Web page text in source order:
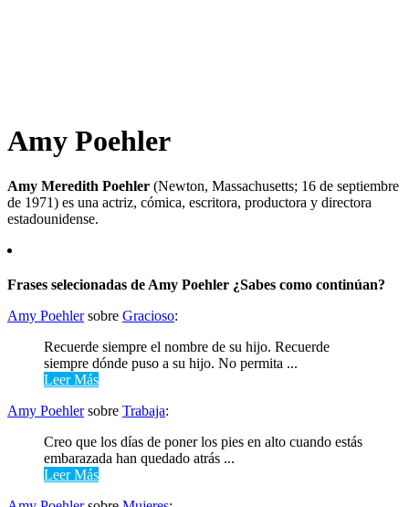
Amy Poehler
Amy Meredith Poehler (Newton, Massachusetts; 16 de septiembre
de 1971) es una actriz, cómica, escritora, productora y directora
estadounidense.
Frases selecionadas de Amy Poehler ¿Sabes como continúan?
Amy Poehlersobre Gracioso:
Recuerde siempre el nombre de su hijo. Recuerde
siempre dónde puso a su hijo. No permita ...
Leer Más
Amy Poehlersobre Trabaja:
Creo que los días de poner los pies en alto cuando estás
embarazada han quedado atrás ...
Leer Más